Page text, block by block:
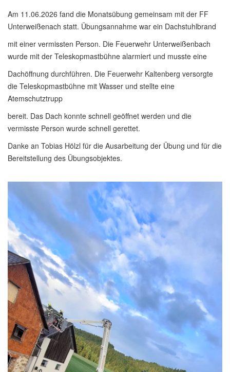
Am 11.06.2026 fand die Monatsübung gemeinsam mit der FF
Unterweißenach statt. Übungsannahme war ein Dachstuhlbrand
mit einer vermissten Person. Die Feuerwehr Unterweißenbach
wurde mit der Teleskopmastbühne alarmiert und musste eine
Dachöffnung durchführen. Die Feuerwehr Kaltenberg versorgte
die Teleskopmastbühne mit Wasser und stellte eine
Atemschutztrupp
bereit. Das Dach konnte schnell geöffnet werden und die
vermisste Person wurde schnell gerettet.
Danke an Tobias Hölzl für die Ausarbeitung der Übung und für die
Bereitstellung des Übungsobjektes.